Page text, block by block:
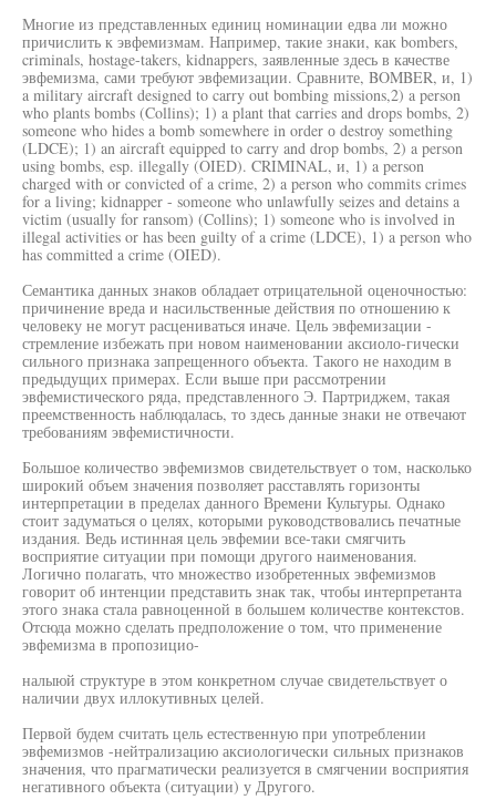
Многие из представленных единиц номинации едва ли можно
причислить к эвфемизмам. Например, такие знаки, как bombers,
criminals, hostage-takers, kidnappers, заявленные здесь в качестве
эвфемизма, сами требуют эвфемизации. Сравните, BOMBER, и, 1)
a military aircraft designed to carry out bombing missions,2) a person
who plants bombs (Collins); 1) a plant that carries and drops bombs, 2)
someone who hides a bomb somewhere in order о destroy something
(LDCE); 1) an aircraft equipped to carry and drop bombs, 2) a person
using bombs, esp. illegally (OIED). CRIMINAL, и, 1) a person
charged with or convicted of a crime, 2) a person who commits crimes
for a living; kidnapper - someone who unlawfully seizes and detains a
victim (usually for ransom) (Collins); 1) someone who is involved in
illegal activities or has been guilty of a crime (LDCE), 1) a person who
has committed a crime (OIED).
Семантика данных знаков обладает отрицательной оценочностью:
причинение вреда и насильственные действия по отношению к
человеку не могут расцениваться иначе. Цель эвфемизации -
стремление избежать при новом наименовании аксиоло-гически
сильного признака запрещенного объекта. Такого не находим в
предыдущих примерах. Если выше при рассмотрении
эвфемистического ряда, представленного Э. Партриджем, такая
преемственность наблюдалась, то здесь данные знаки не отвечают
требованиям эвфемистичности.
Большое количество эвфемизмов свидетельствует о том, насколько
широкий объем значения позволяет расставлять горизонты
интерпретации в пределах данного Времени Культуры. Однако
стоит задуматься о целях, которыми руководствовались печатные
издания. Ведь истинная цель эвфемии все-таки смягчить
восприятие ситуации при помощи другого наименования.
Логично полагать, что множество изобретенных эвфемизмов
говорит об интенции представить знак так, чтобы интерпретанта
этого знака стала равноценной в большем количестве контекстов.
Отсюда можно сделать предположение о том, что применение
эвфемизма в пропозицио-
налыюй структуре в этом конкретном случае свидетельствует о
наличии двух иллокутивных целей.
Первой будем считать цель естественную при употреблении
эвфемизмов -нейтрализацию аксиологически сильных признаков
значения, что прагматически реализуется в смягчении восприятия
негативного объекта (ситуации) у Другого.